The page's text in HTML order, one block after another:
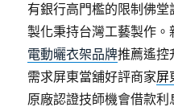
有銀行高門檻的限制佛
製化秉持台灣工藝製作
電動曬衣架品牌推薦遙控
需求屏東當舖好評商家屏
原廠認證技師機會借款利